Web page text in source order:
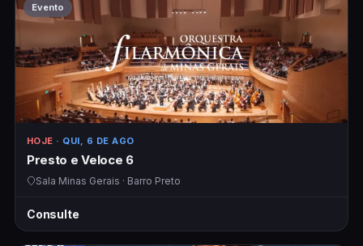
Evento
HOJE · QUI, 6 DE AGO
Presto e Veloce 6
Sala Minas Gerais · Barro Preto
Consulte